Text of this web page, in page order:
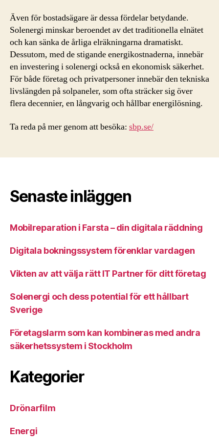
Även för bostadsägare är dessa fördelar betydande.
Solenergi minskar beroendet av det traditionella elnätet
och kan sänka de årliga elräkningarna dramatiskt.
Dessutom, med de stigande energikostnaderna, innebär
en investering i solenergi också en ekonomisk säkerhet.
För både företag och privatpersoner innebär den tekniska
livslängden på solpaneler, som ofta sträcker sig över
flera decennier, en långvarig och hållbar energilösning.
Ta reda på mer genom att besöka: sbp.se/
Senaste inläggen
Mobilreparation i Farsta – din digitala räddning
Digitala bokningssystem förenklar vardagen
Vikten av att välja rätt IT Partner för ditt företag
Solenergi och dess potential för ett hållbart
Sverige
Företagslarm som kan kombineras med andra
säkerhetssystem i Stockholm
Kategorier
Drönarfilm
Energi